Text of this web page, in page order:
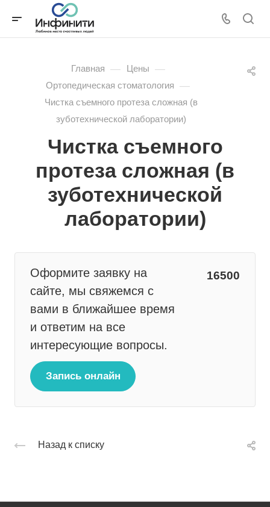
Главная — Цены —
Ортопедическая стоматология —
Чистка съемного протеза сложная (в
зуботехнической лаборатории)
Чистка съемного
протеза сложная (в
зуботехнической
лаборатории)
Оформите заявку на
сайте, мы свяжемся с
вами в ближайшее время
и ответим на все
интересующие вопросы.
16500
Запись онлайн
Назад к списку